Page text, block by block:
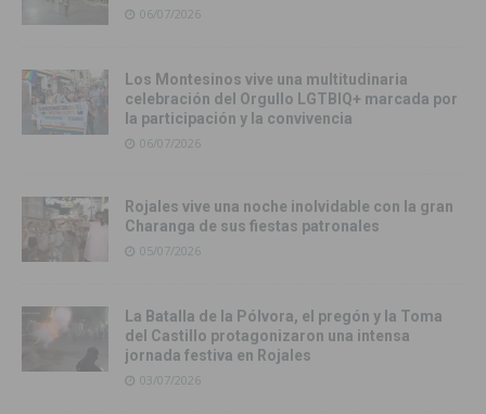
06/07/2026
Los Montesinos vive una multitudinaria
celebración del Orgullo LGTBIQ+ marcada por
la participación y la convivencia
06/07/2026
Rojales vive una noche inolvidable con la gran
Charanga de sus fiestas patronales
05/07/2026
La Batalla de la Pólvora, el pregón y la Toma
del Castillo protagonizaron una intensa
jornada festiva en Rojales
03/07/2026